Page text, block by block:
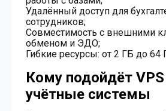
Удалённый доступ для
сотрудников;
Совместимость с внешними
обменом и ЭДО;
Гибкие ресурсы: от 2 ГБ до 64
Кому подойдёт
учётные системы